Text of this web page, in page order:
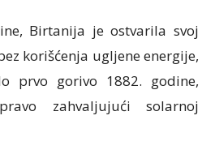
Birtanija je ostvarila svoj
korišćenja ugljene energije,
prvo gorivo 1882. godine,
zahvaljujući solarnoj